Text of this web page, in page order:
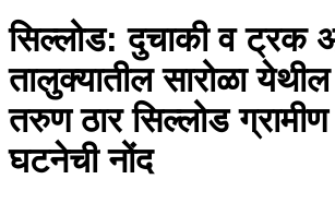
सिल्लोड: दुचाकी व ट्रक
तालुक्यातील सारोळा येथील
तरुण ठार सिल्लोड ग्रामीण
घटनेची नोंद